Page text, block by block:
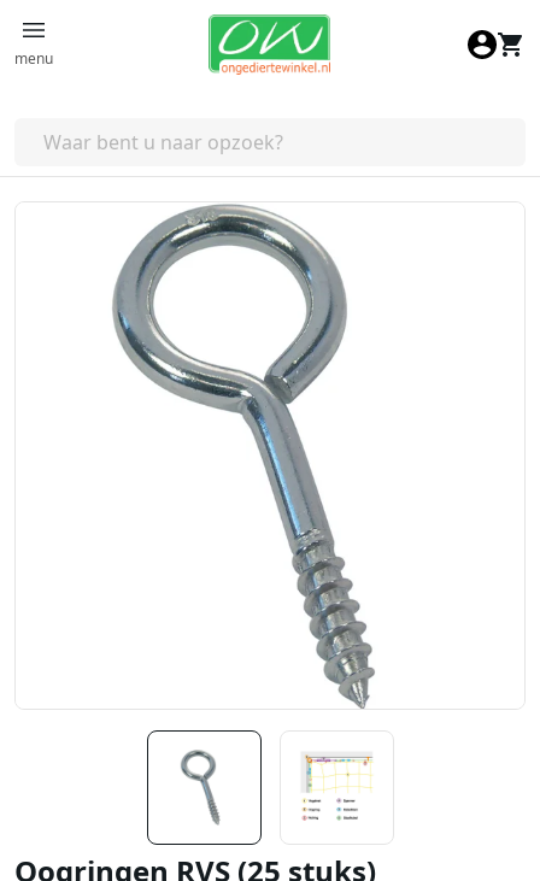
menu
Oogringen RVS (25 stuks)